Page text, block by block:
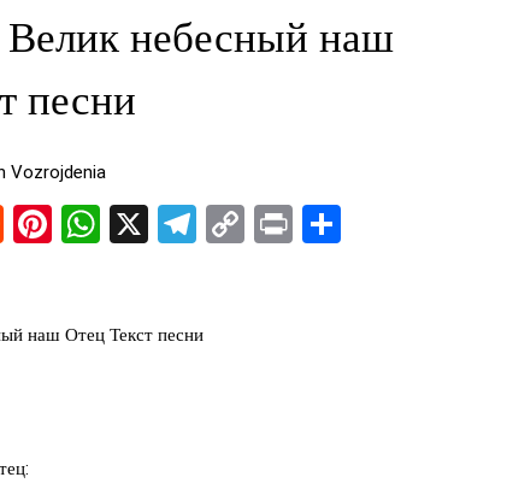
небесный наш
песни
Vozrojdenia
RedditPinterest
WhatsApp
X Telegram
Copy
Print
наш Отец Текст песни